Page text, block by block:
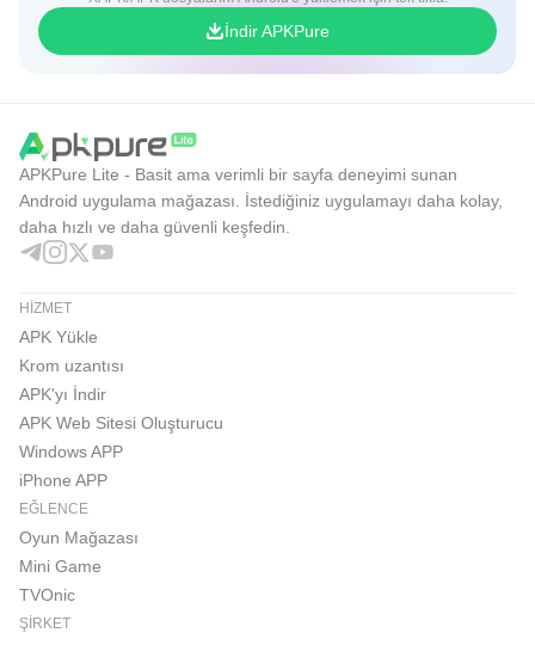
sunmaktadır.
etme araçlarına ek olarak bilimsel bir metodolojiye göre
çalıştığı için Arap dünyasında türünün ilk uygulamasıdır.
Arapça Hızlı Okuma uygulaması, daha hızlı okumak ve
metinlerin kapasitesini artırmanın yanı sıra hızlı okuma
becerilerine sahip olmak için en iyi seçenektir, bu da size
akademik, profesyonel ve kültürel hedeflerinize
ulaşmanıza yardımcı olan yüksek bir rekabet avantajı
sağlar.
Uygulama deneyiminizden memnuniyet duyuyoruz ve e-
posta yoluyla herhangi bir yorum veya sorguyu
info@arabspeedreading.com
İndir APKPure
APKPure Lite - Basit ama verimli bir sayfa deneyimi sunan
Android uygulama mağazası. İstediğiniz uygulamayı daha kolay,
daha hızlı ve daha güvenli keşfedin.
HIZMET
APK Yükle
Krom uzantısı
APK'yı İndir
APK Web Sitesi Oluşturucu
Windows APP
iPhone APP
EĞLENCE
Oyun Mağazası
Mini Game
TVOnic
ŞIRKET